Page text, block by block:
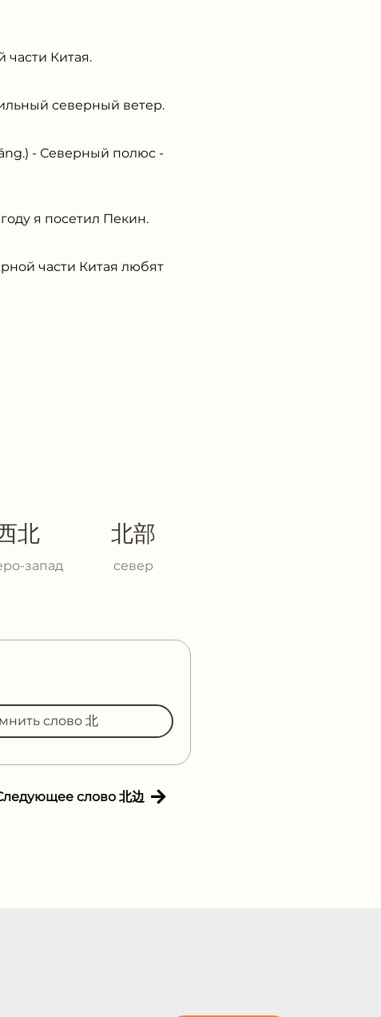
части Китая.
северный ветер.
- Северный полюс -
я посетил Пекин.
части Китая любят
北
запад
北部
север
слово 北
слово 北边